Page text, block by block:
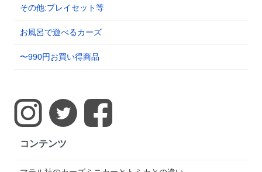
その他:プレイセット等
お風呂で遊べるカーズ
〜990円お買い得商品
コンテンツ